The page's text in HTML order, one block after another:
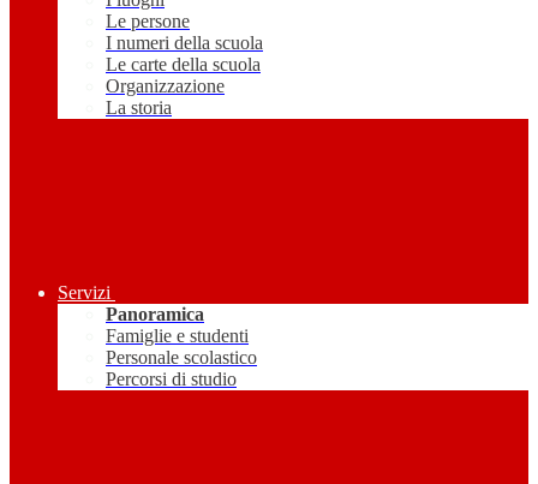
Le persone
I numeri della scuola
Le carte della scuola
Organizzazione
La storia
Servizi
Panoramica
Famiglie e studenti
Personale scolastico
Percorsi di studio